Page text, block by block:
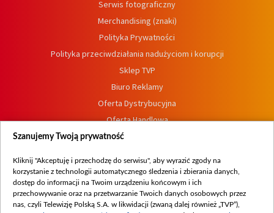
Serwis fotograficzny
Merchandising (znaki)
Polityka Prywatności
Polityka przeciwdziałania nadużyciom i korupcji
Sklep TVP
Biuro Reklamy
Oferta Dystrybucyjna
Oferta Handlowa
Dostępność
Procedura zgłoszeń wewnętrznych
Szanujemy Twoją prywatność
Kliknij "Akceptuję i przechodzę do serwisu", aby wyrazić zgody na
korzystanie z technologii automatycznego śledzenia i zbierania danych,
dostęp do informacji na Twoim urządzeniu końcowym i ich
przechowywanie oraz na przetwarzanie Twoich danych osobowych przez
nas, czyli Telewizję Polską S.A. w likwidacji (zwaną dalej również „TVP”),